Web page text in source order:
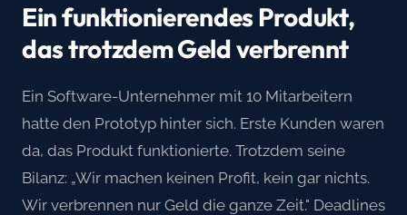
Ein funktionierendes Produkt,
das trotzdem Geld verbrennt
Ein Software-Unternehmer mit 10 Mitarbeitern
hatte den Prototyp hinter sich. Erste Kunden waren
da, das Produkt funktionierte. Trotzdem seine
Bilanz: „Wir machen keinen Profit, kein gar nichts.
Wir verbrennen nur Geld die ganze Zeit." Deadlines